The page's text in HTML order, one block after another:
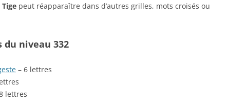
Tige peut réapparaître dans d’autres grilles, mots croisés ou
niveau 332
– 6 lettres
lettres